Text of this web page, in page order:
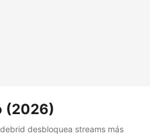
(2026)
desbloquea streams más